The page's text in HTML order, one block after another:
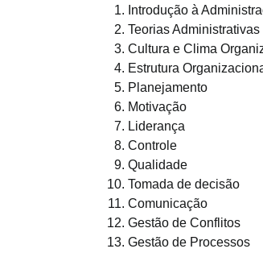
Introdução à
Teorias Administrativas
Cultura e Clima
Estrutura
Planejamento
Motivação
Liderança
Controle
Qualidade
Tomada de decisão
Comunicação
Gestão de Conflitos
Gestão de Processos